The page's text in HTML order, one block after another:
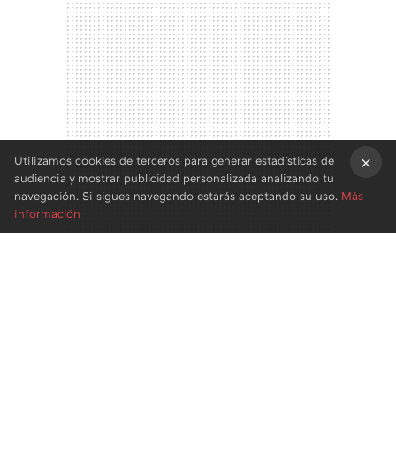
Utilizamos cookies de terceros para generar estadísticas de
audiencia y mostrar publicidad personalizada analizando tu
navegación. Si sigues navegando estarás aceptando su uso. Más
información